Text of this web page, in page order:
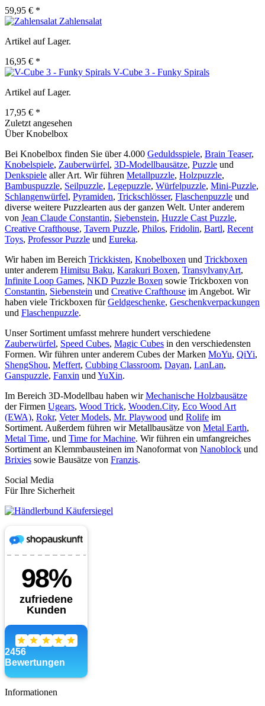
59,95 € *
Zahlensalat
Artikel auf Lager.
16,95 € *
V-Cube 3 - Funky Spirals
Artikel auf Lager.
17,95 € *
Zuletzt angesehen
Über Knobelbox
Bei Knobelbox finden Sie über 4.000 Geduldsspiele, Brain Teaser,
Knobelspiele, Zauberwürfel, 3D-Modellbausätze, Puzzle und
Denkspiele aller Art. Wir führen Metallpuzzle, Holzpuzzle,
Bambuspuzzle, Seilpuzzle, Legepuzzle, Würfelpuzzle, Mini-Puzzle,
Schlangenwürfel, Pyramiden, Trickschlösser, Flaschenpuzzle und
diverse weitere Puzzlearten aus der ganzen Welt. Unter anderem
von Jean Claude Constantin, Siebenstein, Huzzle Cast Puzzle,
Creative Crafthouse, Tavern Puzzle, Philos, Fridolin, Bartl, Recent
Toys, Professor Puzzle und Eureka.
Wir haben im Bereich Trickkisten, Knobelboxen und Trickboxen
unter anderem Himitsu Baku, Karakuri Boxen, TransylvanyArt,
Infinite Loop Games, NKD Puzzle Boxen sowie Trickboxen von
Constantin, Siebenstein und Creative Crafthouse im Angebot. Wir
haben viele Trickboxen fürGeldgeschenke, Geschenkverpackungen
und Flaschenpuzzle.
Unser Sortiment umfasst mehrere hundert verschiedene
Zauberwürfel, Speed Cubes, Magic Cubes in den verschiedensten
Formen. Wir führen unter anderem Cubes der Marken MoYu, QiYi,
ShengShou, Meffert, Cubbing Classroom, Dayan, LanLan,
Ganspuzzle, Fanxin und YuXin.
Im Bereich 3D-Modellbau haben wirMechanische Holzbausätze
der Firmen Ugears, Wood Trick, Wooden.City, Eco Wood Art
(EWA), Rokr, Veter Models, Mr. Playwood und Rolife im
Sortiment. Außerdem führen wir Metallbausätze von Metal Earth,
Metal Time, und Time for Machine. Wir führen ein umfangreiches
Sortiment an Klemmbausteinen im Nanoformat von Nanoblock und
Brixies sowie Bausätze von Franzis.
Social Media
Für Ihre Sicherheit
Informationen